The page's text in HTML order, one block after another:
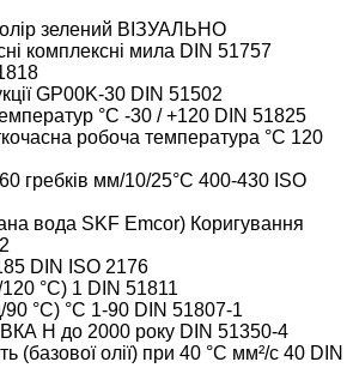
зелений ВІЗУАЛЬНО
комплексні мила DIN 51757
GP00K-30 DIN 51502
°С -30 / +120 DIN 51825
робоча температура °C 120
гребків мм/10/25°C 400-430 ISO
вода SKF Emcor) Коригування
DIN ISO 2176
120 °C) 1 DIN 51811
90 °C) °C 1-90 DIN 51807-1
Н до 2000 року DIN 51350-4
(базової олії) при 40 °C мм²/с 40 DIN